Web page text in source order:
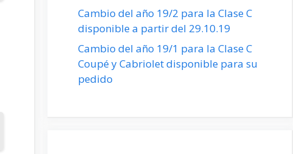
Cambio del año 19/2 para la Clase C
disponible a partir del 29.10.19
Cambio del año 19/1 para la Clase C
Coupé y Cabriolet disponible para su
pedido